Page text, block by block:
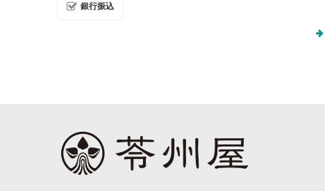
銀行振込